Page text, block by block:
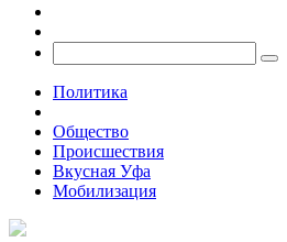
Политика
Общество
Происшествия
Вкусная Уфа
Мобилизация